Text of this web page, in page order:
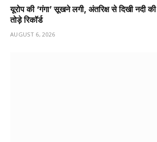
यूरोप की ‘गंगा’ सूखने लगी, अंतरिक्ष से दिखी नदी
तोड़े रिकॉर्ड
AUGUST 6, 2026